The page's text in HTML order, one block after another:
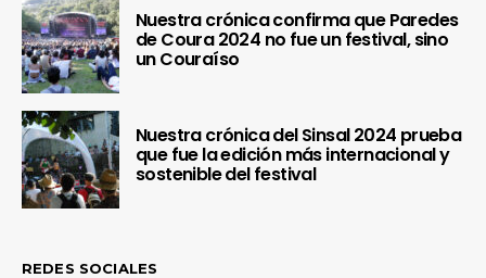
Nuestra crónica confirma que Paredes
de Coura 2024 no fue un festival, sino
un Couraíso
Nuestra crónica del Sinsal 2024 prueba
que fue la edición más internacional y
sostenible del festival
REDES SOCIALES